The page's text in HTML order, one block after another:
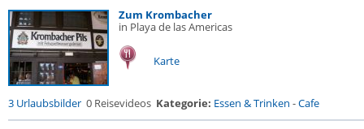
Zum Krombacher
in Playa de las Americas
Karte
3 Urlaubsbilder 0 Reisevideos Kategorie: Essen & Trinken -Cafe